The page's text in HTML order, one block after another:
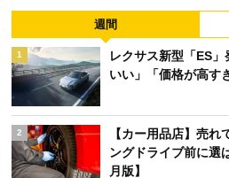
週間
1
レクサス新型「ES
いい」「価格が高す
2
【カー用品店】売
ングドライブ前に選
月版】